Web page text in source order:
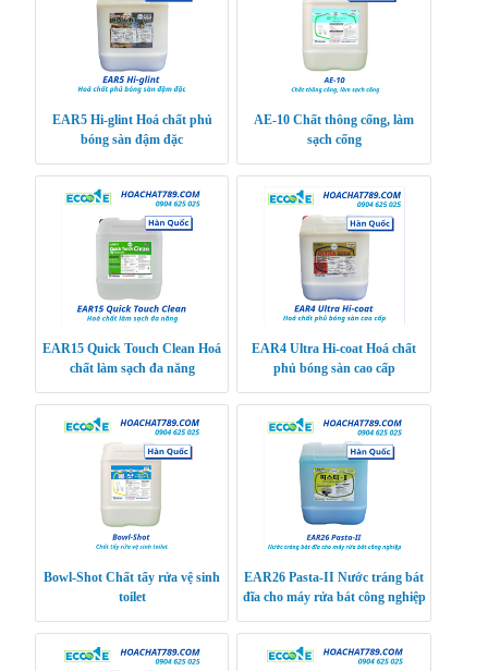
EAR5 Hi-glint Hoá chất phủ
bóng sàn đậm đặc
AE-10 Chất thông cống, làm
sạch cống
EAR15 Quick Touch Clean Hoá
chất làm sạch đa năng
EAR4 Ultra Hi-coat Hoá chất
phủ bóng sàn cao cấp
Bowl-Shot Chất tẩy rửa vệ sinh
toilet
EAR26 Pasta-II Nước tráng bát
đĩa cho máy rửa bát công nghiệp